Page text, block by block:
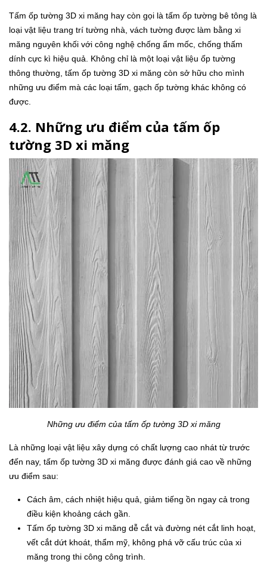
Tấm ốp tường 3D xi măng hay còn gọi là tấm ốp tường bê tông là
loại vật liệu trang trí tường nhà, vách tường được làm bằng xi
măng nguyên khối với công nghệ chống ẩm mốc, chống thấm
dính cực kì hiệu quả. Không chỉ là một loại vật liệu ốp tường
thông thường, tấm ốp tường 3D xi măng còn sở hữu cho mình
những ưu điểm mà các loại tấm, gạch ốp tường khác không có
được.
4.2. Những ưu điểm của tấm ốp
tường 3D xi măng
Những ưu điểm của tấm ốp tường 3D xi măng
Là những loại vật liệu xây dựng có chất lượng cao nhát từ trước
đến nay, tấm ốp tường 3D xi măng được đánh giá cao về những
ưu điểm sau:
Cách âm, cách nhiệt hiệu quả, giảm tiếng ồn ngay cả trong
điều kiện khoảng cách gần.
Tấm ốp tường 3D xi măng dễ cắt và đường nét cắt linh hoạt,
vết cắt dứt khoát, thẩm mỹ, không phá vỡ cấu trúc của xi
măng trong thi công công trình.